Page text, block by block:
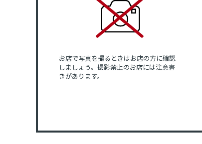
お店で写真を撮るときはお店の方に確認
しましょう。撮影禁止のお店には注意書
きがあります。